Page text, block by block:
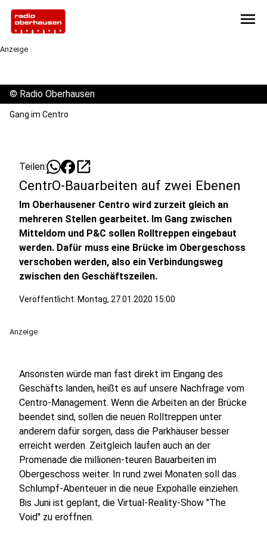
menu
Anzeige
© Radio Oberhausen
Gang im Centro
Teilen: open_in_new
CentrO-Bauarbeiten auf zwei Ebenen
Im Oberhausener Centro wird zurzeit gleich an
mehreren Stellen gearbeitet. Im Gang zwischen
Mitteldom und P&C sollen Rolltreppen eingebaut
werden. Dafür muss eine Brücke im Obergeschoss
verschoben werden, also ein Verbindungsweg
zwischen den Geschäftszeilen.
Veröffentlicht: Montag, 27.01.2020 15:00
Anzeige
Ansonsten würde man fast direkt im Eingang des
Geschäfts landen, heißt es auf unsere Nachfrage vom
Centro-Management. Wenn die Arbeiten an der Brücke
beendet sind, sollen die neuen Rolltreppen unter
anderem dafür sorgen, dass die Parkhäuser besser
erreicht werden. Zeitgleich laufen auch an der
Promenade die millionen-teuren Bauarbeiten im
Obergeschoss weiter. In rund zwei Monaten soll das
Schlumpf-Abenteuer in die neue Expohalle einziehen.
Bis Juni ist geplant, die Virtual-Reality-Show "The
Void" zu eröffnen.